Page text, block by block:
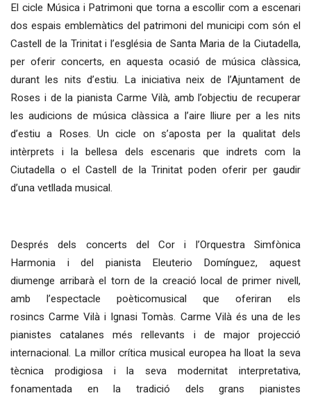
El cicle Música i Patrimoni que torna a escollir com a escenari
dos espais emblemàtics del patrimoni del municipi com són el
Castell de la Trinitat i l’església de Santa Maria de la Ciutadella,
per oferir concerts, en aquesta ocasió de música clàssica,
durant les nits d’estiu. La iniciativa neix de l’Ajuntament de
Roses i de la pianista Carme Vilà, amb l’objectiu de recuperar
les audicions de música clàssica a l’aire lliure per a les nits
d’estiu a Roses. Un cicle on s’aposta per la qualitat dels
intèrprets i la bellesa dels escenaris que indrets com la
Ciutadella o el Castell de la Trinitat poden oferir per gaudir
d’una vetllada musical.
Després dels concerts del Cor i l’Orquestra Simfònica
Harmonia i del pianista Eleuterio Domínguez, aquest
diumenge arribarà el torn de la creació local de primer nivell,
amb l’espectacle poèticomusical que oferiran els
rosincs Carme Vilà i Ignasi Tomàs. Carme Vilà és una de les
pianistes catalanes més rellevants i de major projecció
internacional. La millor crítica musical europea ha lloat la seva
tècnica prodigiosa i la seva modernitat interpretativa,
fonamentada en la tradició dels grans pianistes